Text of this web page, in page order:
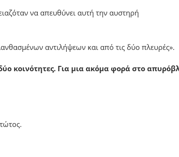
να απευθύνει αυτή την αυστηρή
αντιλήψεων και από τις δύο πλευρές».
κοινότητες. Για μια ακόμα φορά στο